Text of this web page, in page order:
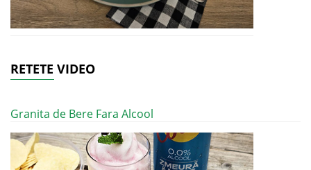
RETETE VIDEO
Granita de Bere Fara Alcool